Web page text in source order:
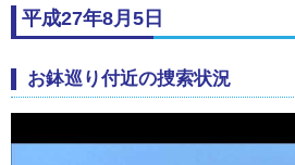
平成27年8月5日
お鉢巡り付近の捜索状況